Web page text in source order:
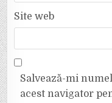
Site web
Salvează-mi
acest navigator